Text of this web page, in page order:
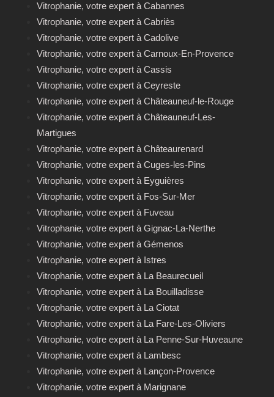
Vitrophanie, votre expert à Cabannes
Vitrophanie, votre expert à Cabriès
Vitrophanie, votre expert à Cadolive
Vitrophanie, votre expert à Carnoux-En-Provence
Vitrophanie, votre expert à Cassis
Vitrophanie, votre expert à Ceyreste
Vitrophanie, votre expert à Châteauneuf-le-Rouge
Vitrophanie, votre expert à Châteauneuf-Les-
Martigues
Vitrophanie, votre expert à Châteaurenard
Vitrophanie, votre expert à Cuges-les-Pins
Vitrophanie, votre expert à Eyguières
Vitrophanie, votre expert à Fos-Sur-Mer
Vitrophanie, votre expert à Fuveau
Vitrophanie, votre expert à Gignac-La-Nerthe
Vitrophanie, votre expert à Gémenos
Vitrophanie, votre expert à Istres
Vitrophanie, votre expert à La Beaurecueil
Vitrophanie, votre expert à La Bouilladisse
Vitrophanie, votre expert à La Ciotat
Vitrophanie, votre expert à La Fare-Les-Oliviers
Vitrophanie, votre expert à La Penne-Sur-Huveaune
Vitrophanie, votre expert à Lambesc
Vitrophanie, votre expert à Lançon-Provence
Vitrophanie, votre expert à Marignane